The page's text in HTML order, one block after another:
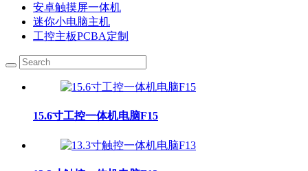
安卓触摸屏一体机
迷你小电脑主机
工控主板PCBA定制
15.6寸工控一体机电脑F15